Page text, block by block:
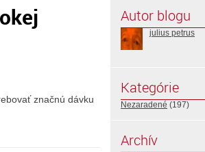
značnú dávku
Autor blogu
julius petrus
Kategórie
Nezaradené (197)
Archív